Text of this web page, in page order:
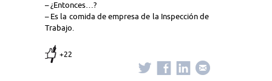
– ¿Entonces…?
– Es la comida de empresa de la Inspección de
Trabajo.
+22